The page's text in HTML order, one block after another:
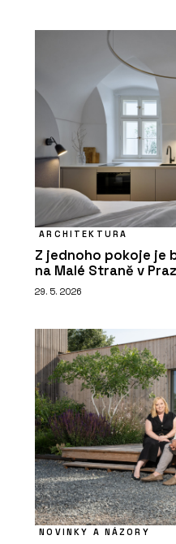
ARCHITEKTURA
Z jednoho pokoje je
na Malé Straně v
29. 5. 2026
NOVINKY A NÁZORY